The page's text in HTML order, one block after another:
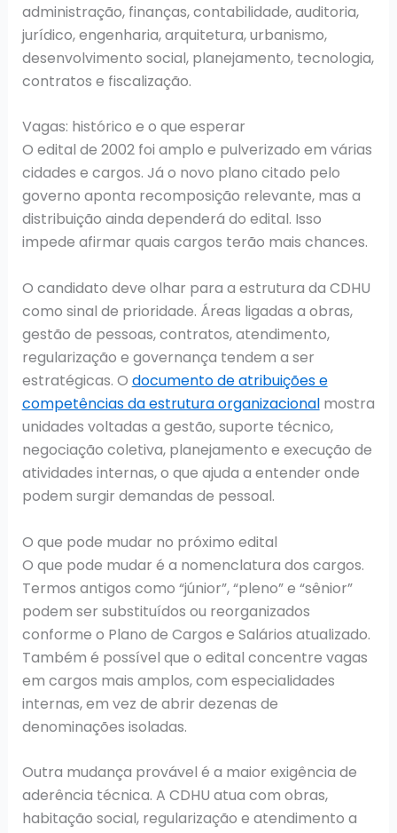
administração, finanças, contabilidade, auditoria,
jurídico, engenharia, arquitetura, urbanismo,
desenvolvimento social, planejamento, tecnologia,
contratos e fiscalização.
Vagas: histórico e o que esperar
O edital de 2002 foi amplo e pulverizado em várias
cidades e cargos. Já o novo plano citado pelo
governo aponta recomposição relevante, mas a
distribuição ainda dependerá do edital. Isso
impede afirmar quais cargos terão mais chances.
O candidato deve olhar para a estrutura da CDHU
como sinal de prioridade. Áreas ligadas a obras,
gestão de pessoas, contratos, atendimento,
regularização e governança tendem a ser
estratégicas. O documento de atribuições e
competências da estrutura organizacionalmostra
unidades voltadas a gestão, suporte técnico,
negociação coletiva, planejamento e execução de
atividades internas, o que ajuda a entender onde
podem surgir demandas de pessoal.
O que pode mudar no próximo edital
O que pode mudar é a nomenclatura dos cargos.
Termos antigos como “júnior”, “pleno” e “sênior”
podem ser substituídos ou reorganizados
conforme o Plano de Cargos e Salários atualizado.
Também é possível que o edital concentre vagas
em cargos mais amplos, com especialidades
internas, em vez de abrir dezenas de
denominações isoladas.
Outra mudança provável é a maior exigência de
aderência técnica. A CDHU atua com obras,
habitação social, regularização e atendimento a